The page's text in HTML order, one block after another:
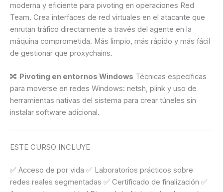
moderna y eficiente para pivoting en operaciones Red
Team. Crea interfaces de red virtuales en el atacante que
enrutan tráfico directamente a través del agente en la
máquina comprometida. Más limpio, más rápido y más fácil
de gestionar que proxychains.
🔀 Pivoting en entornos Windows Técnicas específicas
para moverse en redes Windows: netsh, plink y uso de
herramientas nativas del sistema para crear túneles sin
instalar software adicional.
ESTE CURSO INCLUYE
✅ Acceso de por vida ✅ Laboratorios prácticos sobre
redes reales segmentadas ✅ Certificado de finalización ✅